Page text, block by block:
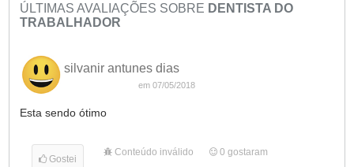
ÚLTIMAS AVALIAÇÕES SOBRE DENTISTA DO
TRABALHADOR
silvanir antunes dias
em 07/05/2018
Esta sendo ótimo
Gostei
Conteúdo inválido 0 gostaram